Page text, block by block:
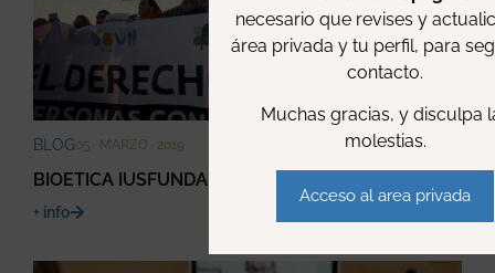
BLOG05 · MARZO · 2019
BIOETICA IUSFUNDAMENTAL
+ info
necesario que revises y
área privada y tu perfil, para
contacto.
Muchas gracias, y disculpa
molestias.
Acceso al area privada